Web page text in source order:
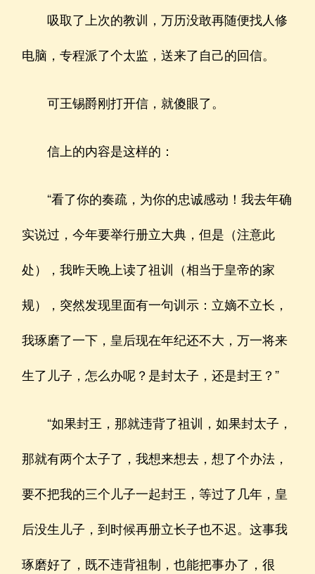
吸取了上次的教训，万历没敢再随便找人修
电脑，专程派了个太监，送来了自己的回信。
可王锡爵刚打开信，就傻眼了。
信上的内容是这样的：
“看了你的奏疏，为你的忠诚感动！我去年确
实说过，今年要举行册立大典，但是（注意此
处），我昨天晚上读了祖训（相当于皇帝的家
规），突然发现里面有一句训示：立嫡不立长，
我琢磨了一下，皇后现在年纪还不大，万一将来
生了儿子，怎么办呢？是封太子，还是封王？”
“如果封王，那就违背了祖训，如果封太子，
那就有两个太子了，我想来想去，想了个办法，
要不把我的三个儿子一起封王，等过了几年，皇
后没生儿子，到时候再册立长子也不迟。这事我
琢磨好了，既不违背祖制，也能把事办了，很